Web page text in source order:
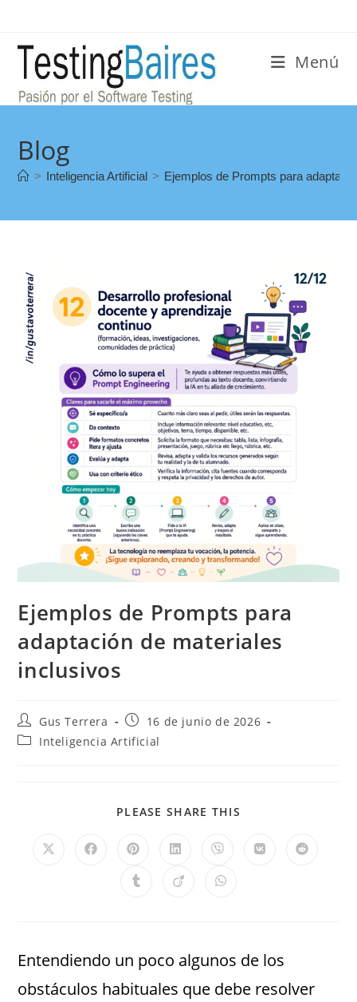
Menú
Blog
> Inteligencia Artificial > Ejemplos de Prompts para
Ejemplos de Prompts para
adaptación de materiales
inclusivos
Gus Terrera
16 de junio de 2026
Inteligencia Artificial
PLEASE SHARE THIS
Entendiendo un poco algunos de los
obstáculos habituales que debe resolver